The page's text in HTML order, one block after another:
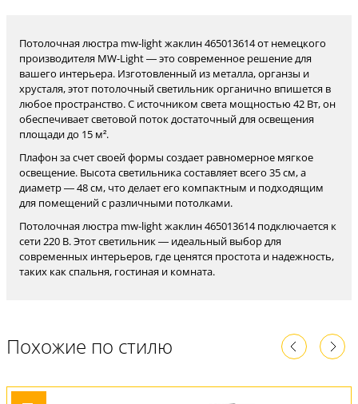
Потолочная люстра mw-light жаклин 465013614 от немецкого
производителя MW-Light — это современное решение для
вашего интерьера. Изготовленный из металла, органзы и
хрусталя, этот потолочный светильник органично впишется в
любое пространство. С источником света мощностью 42 Вт, он
обеспечивает световой поток достаточный для освещения
площади до 15 м².
Плафон за счет своей формы создает равномерное мягкое
освещение. Высота светильника составляет всего 35 см, а
диаметр — 48 см, что делает его компактным и подходящим
для помещений с различными потолками.
Потолочная люстра mw-light жаклин 465013614 подключается к
сети 220 В. Этот светильник — идеальный выбор для
современных интерьеров, где ценятся простота и надежность,
таких как спальня, гостиная и комната.
Похожие по стилю